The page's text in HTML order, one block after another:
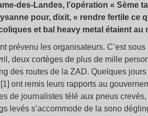
des-Landes, l’opération « Sème
pour, dixit, « rendre fertile ce
et bal heavy metal étaient au
prévenu les organisateurs. C’est
deux cortèges de plus de mille
des routes de la ZAD. Quelques
ont remis leurs rapports au
de journalistes télé aux pneus
levés s’accommode de la sono